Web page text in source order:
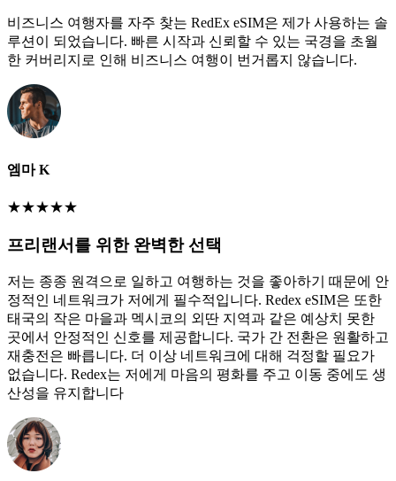
비즈니스 여행자를 자주 찾는 RedEx eSIM은 제가 사용하는 솔
루션이 되었습니다. 빠른 시작과 신뢰할 수 있는 국경을 초월
한 커버리지로 인해 비즈니스 여행이 번거롭지 않습니다.
엠마 K
★★★★★
프리랜서를 위한 완벽한 선택
저는 종종 원격으로 일하고 여행하는 것을 좋아하기 때문에 안
정적인 네트워크가 저에게 필수적입니다. Redex eSIM은 또한
태국의 작은 마을과 멕시코의 외딴 지역과 같은 예상치 못한
곳에서 안정적인 신호를 제공합니다. 국가 간 전환은 원활하고
재충전은 빠릅니다. 더 이상 네트워크에 대해 걱정할 필요가
없습니다. Redex는 저에게 마음의 평화를 주고 이동 중에도 생
산성을 유지합니다